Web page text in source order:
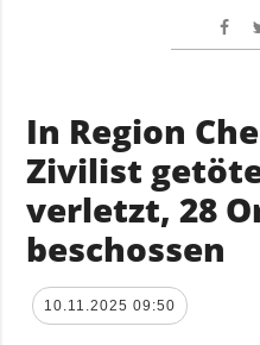
In Region
Zivilist
verletzt, 28
beschossen
10.11.2025 09:50